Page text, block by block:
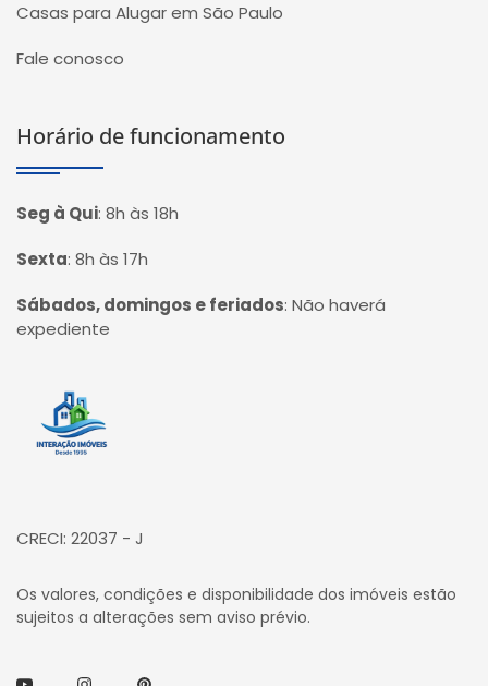
Casas para Alugar em São Paulo
Fale conosco
Horário de funcionamento
Seg à Qui: 8h às 18h
Sexta: 8h às 17h
Sábados, domingos e feriados: Não haverá
expediente
Página inicial
CRECI: 22037 - J
Os valores, condições e disponibilidade dos imóveis estão
sujeitos a alterações sem aviso prévio.